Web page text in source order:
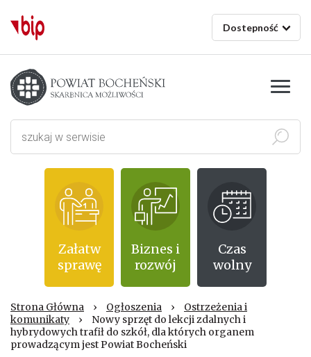
Dostepność
Starostwo powiatowe w Bochni
Szukaj
Załatw
sprawę
Biznes i
rozwój
Czas
wolny
Strona Główna › Ogłoszenia ›
Ostrzeżenia i
komunikaty
›
Nowy sprzęt do lekcji zdalnych i
hybrydowych trafił do szkół, dla których organem
prowadzącym jest Powiat Bocheński